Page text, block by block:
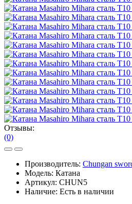
Отзывы:
(0)
Производитель: Chungan
Модель: Катана
Артикул: CHUN5
Наличие: Есть в наличии